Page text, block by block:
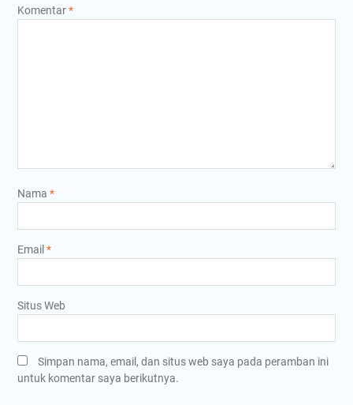
Komentar*
Nama *
Email *
Situs Web
Simpan nama, email, dan situs web saya pada peramban ini
untuk komentar saya berikutnya.